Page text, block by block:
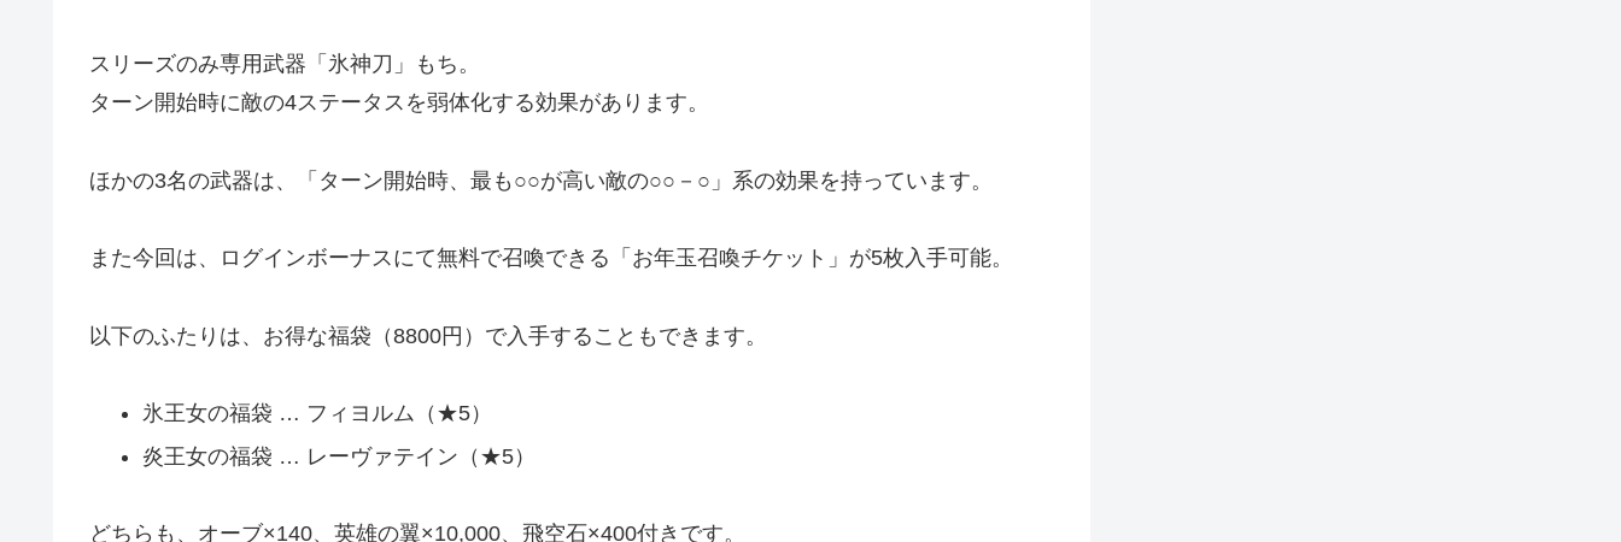
スリーズのみ専用武器「氷神刀」もち。
ターン開始時に敵の4ステータスを弱体化する効果があります。
ほかの3名の武器は、「ターン開始時、最も○○が高い敵の○○－○」系の効果を持っています。
また今回は、ログインボーナスにて無料で召喚できる「お年玉召喚チケット」が5枚入手可能。
以下のふたりは、お得な福袋（8800円）で入手することもできます。
氷王女の福袋 … フィヨルム（★5）
炎王女の福袋 … レーヴァテイン（★5）
どちらも、オーブ×140、英雄の翼×10,000、飛空石×400付きです。